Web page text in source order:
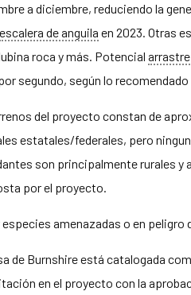
a diciembre, reduciendo la
escalera de anguila en 2023. Otras
roca y más. Potencial arrastre
segundo, según lo recomendado
del proyecto constan de
estatales/federales, pero
son principalmente rurales y
por el proyecto.
especies amenazadas o en
de Burnshire está catalogada
en el proyecto con la